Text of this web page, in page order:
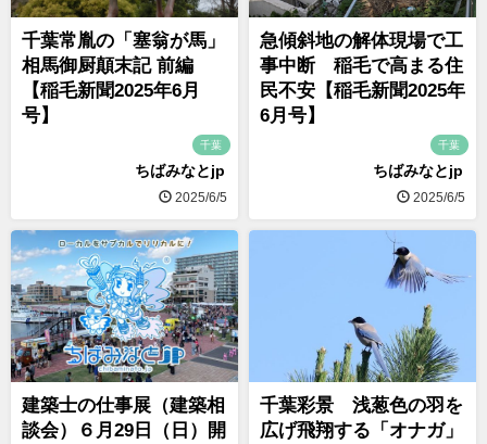
千葉常胤の「塞翁が馬」
相馬御厨顛末記 前編
【稲毛新聞2025年6月
号】
千葉
ちばみなとjp
2025/6/5
急傾斜地の解体現場で工
事中断 稲毛で高まる住
民不安【稲毛新聞2025年
6月号】
千葉
ちばみなとjp
2025/6/5
建築士の仕事展（建築相
談会）６月29日（日）開
千葉彩景 浅葱色の羽を
広げ飛翔する「オナガ」